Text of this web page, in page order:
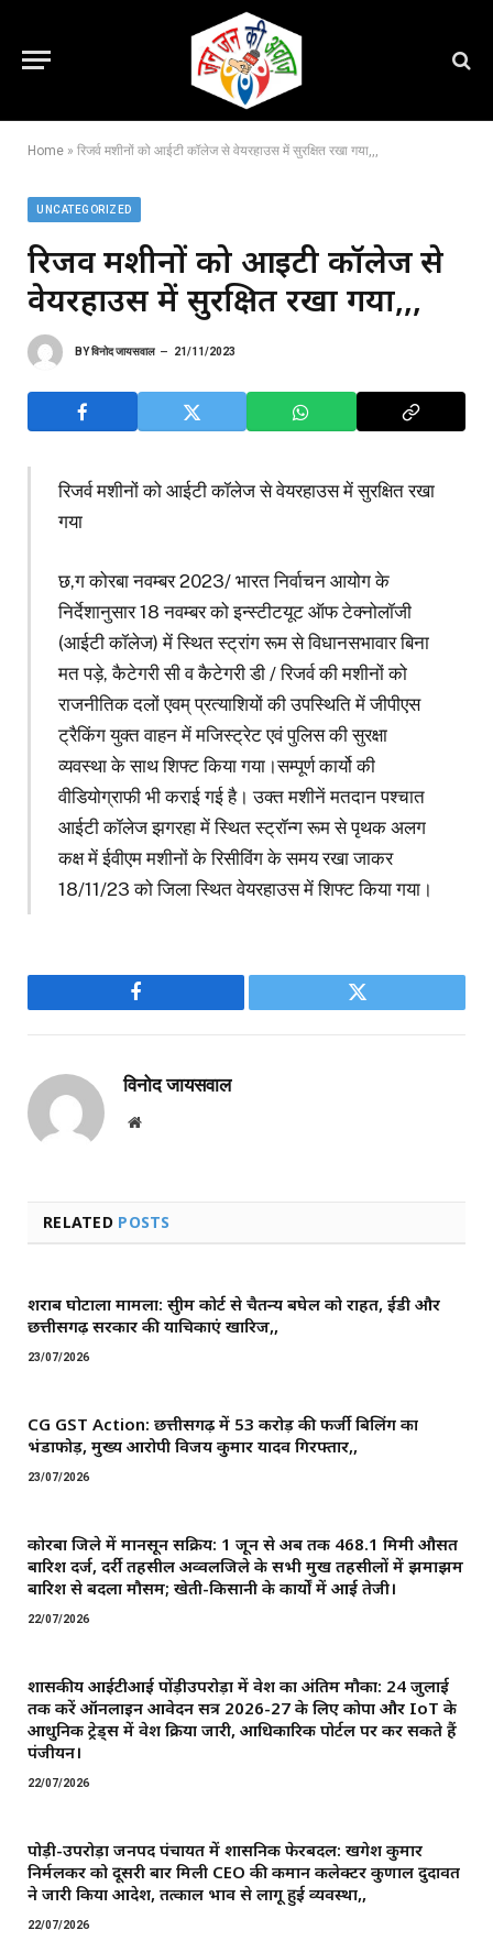
Home » रिजर्व मशीनों को आईटी कॉलेज से वेयरहाउस में सुरक्षित रखा गया,,,
UNCATEGORIZED
रिजर्व मशीनों को आईटी कॉलेज से
वेयरहाउस में सुरक्षित रखा गया,,,
BYविनोद जायसवाल 21/11/2023
रिजर्व मशीनों को आईटी कॉलेज से वेयरहाउस में सुरक्षित रखा
गया
छ,ग कोरबा नवम्बर 2023/ भारत निर्वाचन आयोग के
निर्देशानुसार 18 नवम्बर को इन्स्टीटयूट ऑफ टेक्नोलॉजी
(आईटी कॉलेज) में स्थित स्ट्रांग रूम से विधानसभावार बिना
मत पड़े, कैटेगरी सी व कैटेगरी डी / रिजर्व की मशीनों को
राजनीतिक दलों एवम् प्रत्याशियों की उपस्थिति में जीपीएस
ट्रैकिंग युक्त वाहन में मजिस्ट्रेट एवं पुलिस की सुरक्षा
व्यवस्था के साथ शिफ्ट किया गया।सम्पूर्ण कार्यो की
वीडियोग्राफी भी कराई गई है। उक्त मशीनें मतदान पश्चात
आईटी कॉलेज झगरहा में स्थित स्ट्रॉन्ग रूम से पृथक अलग
कक्ष में ईवीएम मशीनों के रिसीविंग के समय रखा जाकर
18/11/23 को जिला स्थित वेयरहाउस में शिफ्ट किया गया।
Facebook Twitter
विनोद जायसवाल
Website
RELATED POSTS
शराब घोटाला मामला: सुप्रीम कोर्ट से चैतन्य बघेल को राहत, ईडी और
छत्तीसगढ़ सरकार की याचिकाएं खारिज,,
23/07/2026
CG GST Action: छत्तीसगढ़ में 53 करोड़ की फर्जी बिलिंग का
भंडाफोड़, मुख्य आरोपी विजय कुमार यादव गिरफ्तार,,
23/07/2026
कोरबा जिले में मानसून सक्रिय: 1 जून से अब तक 468.1 मिमी औसत
बारिश दर्ज, दर्री तहसील अव्वलजिले के सभी प्रमुख तहसीलों में झमाझम
बारिश से बदला मौसम; खेती-किसानी के कार्यों में आई तेजी।
22/07/2026
शासकीय आईटीआई पोंड़ीउपरोड़ा में प्रवेश का अंतिम मौका: 24 जुलाई
तक करें ऑनलाइन आवेदन सत्र 2026-27 के लिए कोपा और IoT के
आधुनिक ट्रेड्स में प्रवेश प्रक्रिया जारी, आधिकारिक पोर्टल पर कर सकते हैं
पंजीयन।
22/07/2026
पोड़ी-उपरोड़ा जनपद पंचायत में प्रशासनिक फेरबदल: खगेश कुमार
निर्मलकर को दूसरी बार मिली CEO की कमान ​कलेक्टर कुणाल दुदावत
ने जारी किया आदेश, तत्काल प्रभाव से लागू हुई व्यवस्था,,
22/07/2026